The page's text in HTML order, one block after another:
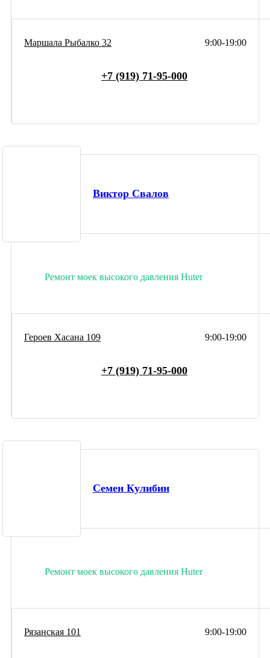
9:00-19:00
Маршала Рыбалко 32
+7 (919) 71-95-000
Виктор Свалов
Ремонт моек высокого давления Huter
9:00-19:00
Героев Хасана 109
+7 (919) 71-95-000
Семен Кулибин
Ремонт моек высокого давления Huter
9:00-19:00
Рязанская 101